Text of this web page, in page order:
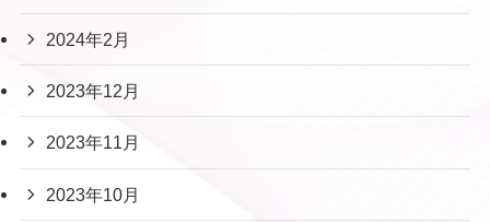
2024年2月
2023年12月
2023年11月
2023年10月